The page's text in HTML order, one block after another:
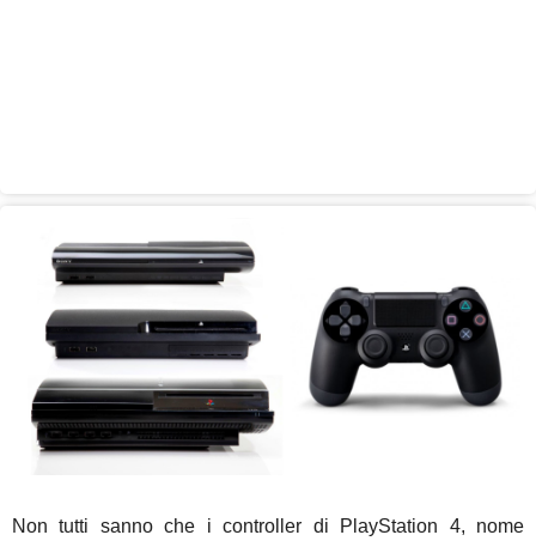
Non tutti sanno che i controller di PlayStation 4, nome